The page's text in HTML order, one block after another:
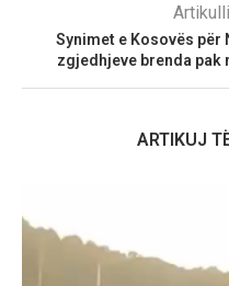
Synimet e Kosovës për
zgjedhjeve brenda pak
ARTIKUJ